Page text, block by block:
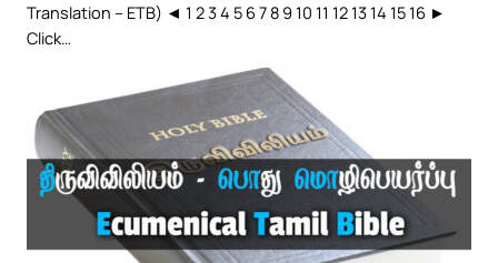
Translation – ETB) ◄ 1 2 3 4 5 6 7 8 9 10 11 12 13 14 15 16 ►
Click…